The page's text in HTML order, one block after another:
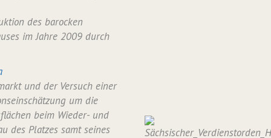
des barocken
im Jahre 2009 durch
und der Versuch einer
um die
beim Wieder- und
des Platzes samt seines